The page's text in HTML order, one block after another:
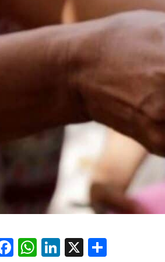
Facebook
WhatsApp
LinkedIn
X